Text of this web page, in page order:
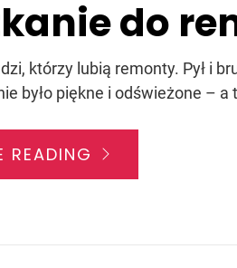
do
którzy lubią remonty. Pył i
było piękne i odświeżone – a
READING